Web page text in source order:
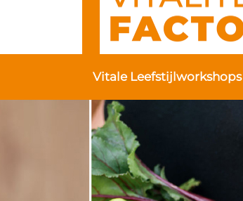
Vitale Leefstijlworkshops